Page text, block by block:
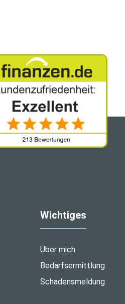
Wichtiges
Über mich
Bedarfsermittlung
Schadensmeldung